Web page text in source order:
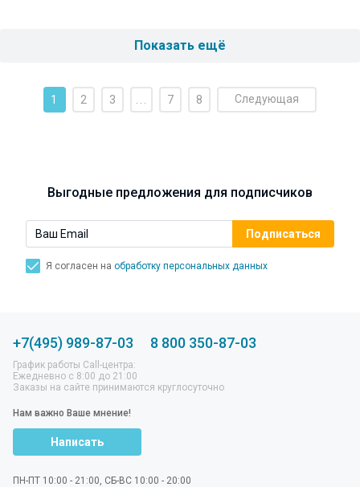
Показать ещё
1 2 3 7 8 Следующая
Выгодные предложения для подписчиков
Я согласен на обработку персональных данных
+7(495) 989-87-03 8 800 350-87-03
График работы Call-центра:
Ежедневно с 8:00 до 21:00
Заказы на сайте принимаются круглосуточно
Нам важно Ваше мнение!
Написать
ПН-ПТ 10:00 - 21:00, СБ-ВС 10:00 - 20:00